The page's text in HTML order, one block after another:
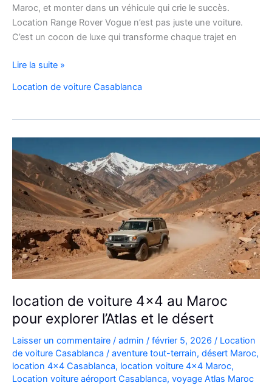
Maroc, et monter dans un véhicule qui crie le succès.
Location Range Rover Vogue n’est pas juste une voiture.
C’est un cocon de luxe qui transforme chaque trajet en
Location
Rover
Casablanca
Lire la suite »
Location de voiture Casablanca
location de voiture 4×4 au Maroc
pour explorer l’Atlas et le désert
Laisser un commentaire / admin / février 5, 2026 / Location
de voiture Casablanca / aventure tout-terrain, désert Maroc,
location 4x4 Casablanca, location voiture 4x4 Maroc,
Location voiture aéroport Casablanca, voyage Atlas Maroc